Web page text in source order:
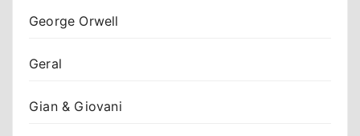
George Orwell
Geral
Gian & Giovani